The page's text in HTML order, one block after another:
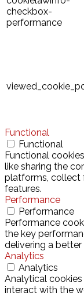
checkbox-
performance
Functional
Functional
Functional
like sharing the
platforms, collect
features.
Performance
Performance
Performance
the key
delivering a better
Analytics
Analytics
Analytical
interact with the